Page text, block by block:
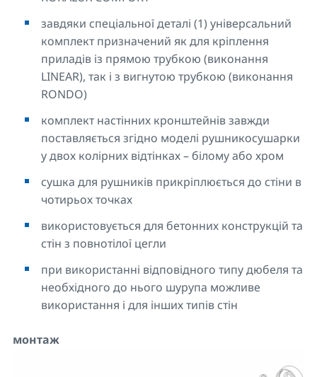
завдяки спеціальної деталі (1) універсальний
комплект призначений як для кріплення
приладів із прямою трубкою (виконання
LINEAR), так і з вигнутою трубкою (виконання
RONDO)
комплект настінних кронштейнів завжди
поставляється згідно моделі рушникосушарки
у двох колірних відтінках – білому або хром
сушка для рушників прикріплюється до стіни в
чотирьох точках
використовується для бетонних конструкцій та
стін з повнотілої цегли
при використанні відповідного типу дюбеля та
необхідного до нього шурупа можливе
використання і для інших типів стін
монтаж